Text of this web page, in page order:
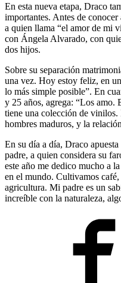
En esta nueva etapa, Draco
importantes. Antes de
a quien llama “el amor de mi
con Ángela Alvarado, con
dos hijos.
Sobre su separación
una vez. Hoy estoy feliz, en
lo más simple posible”. En
y 25 años, agrega: “Los amo.
tiene una colección de vinilos.
hombres maduros, y la
En su día a día, Draco
padre, a quien considera su
este año me dedico mucho a
en el mundo. Cultivamos
agricultura. Mi padre es un
increíble con la naturaleza,